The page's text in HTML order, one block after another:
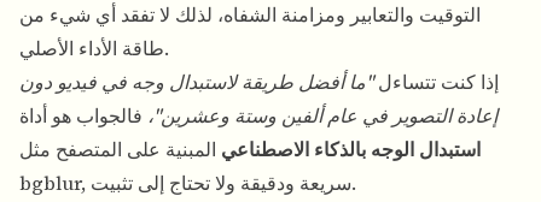
التوقيت والتعابير ومزامنة الشفاه، لذلك لا تفقد أي شيء من
طاقة الأداء الأصلي.
إذا كنت تتساءل"ما أفضل طريقة لاستبدال وجه في فيديو دون
إعادة التصوير في عام ألفين وستة وعشرين"، فالجواب هو أداة
استبدال الوجه بالذكاء الاصطناعي المبنية على المتصفح مثل
bgblur, سريعة ودقيقة ولا تحتاج إلى تثبيت.